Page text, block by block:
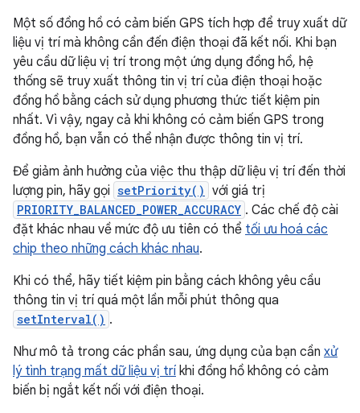
Một số đồng hồ có cảm biến GPS tích hợp để truy xuất dữ
liệu vị trí mà không cần đến điện thoại đã kết nối. Khi bạn
yêu cầu dữ liệu vị trí trong một ứng dụng đồng hồ, hệ
thống sẽ truy xuất thông tin vị trí của điện thoại hoặc
đồng hồ bằng cách sử dụng phương thức tiết kiệm pin
nhất. Vì vậy, ngay cả khi không có cảm biến GPS trong
đồng hồ, bạn vẫn có thể nhận được thông tin vị trí.
Để giảm ảnh hưởng của việc thu thập dữ liệu vị trí đến thời
lượng pin, hãy gọi setPriority() với giá trị
PRIORITY_BALANCED_POWER_ACCURACY . Các chế độ cài
đặt khác nhau về mức độ ưu tiên có thể tối ưu hoá các
chip theo những cách khác nhau.
Khi có thể, hãy tiết kiệm pin bằng cách không yêu cầu
thông tin vị trí quá một lần mỗi phút thông qua
setInterval() .
Như mô tả trong các phần sau, ứng dụng của bạn cần xử
lý tình trạng mất dữ liệu vị trí khi đồng hồ không có cảm
biến bị ngắt kết nối với điện thoại.